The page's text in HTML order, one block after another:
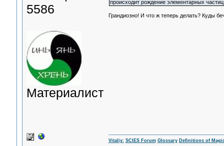
5586
Материалист
происходит рождение элементарных
Грандиозно! И что ж теперь делать? Куды
Vitaliy: SCIES Forum Glossary Definitions of